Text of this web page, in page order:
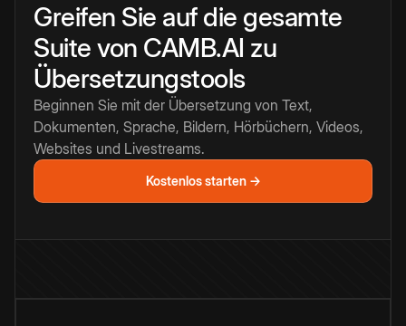
Greifen Sie auf die gesamte
Suite von CAMB.AI zu
Übersetzungstools
Beginnen Sie mit der Übersetzung von Text,
Dokumenten, Sprache, Bildern, Hörbüchern, Videos,
Websites und Livestreams.
Kostenlos starten →